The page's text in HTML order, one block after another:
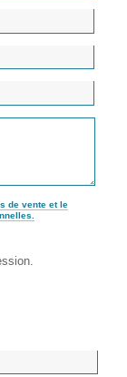
de vente et le